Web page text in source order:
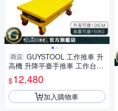
商店 GUYSTOOL 工作推車 升
高機 升降平臺手推車 工作台車
升降台車 油壓拖板車 油壓平台
車 MIT-P150125
$12,480
加入購物車